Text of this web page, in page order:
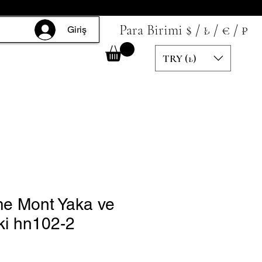
Giriş Para Birimi $ / ₺ / € / ₽
TRY (₺)
Mont Yaka ve
hn102-2